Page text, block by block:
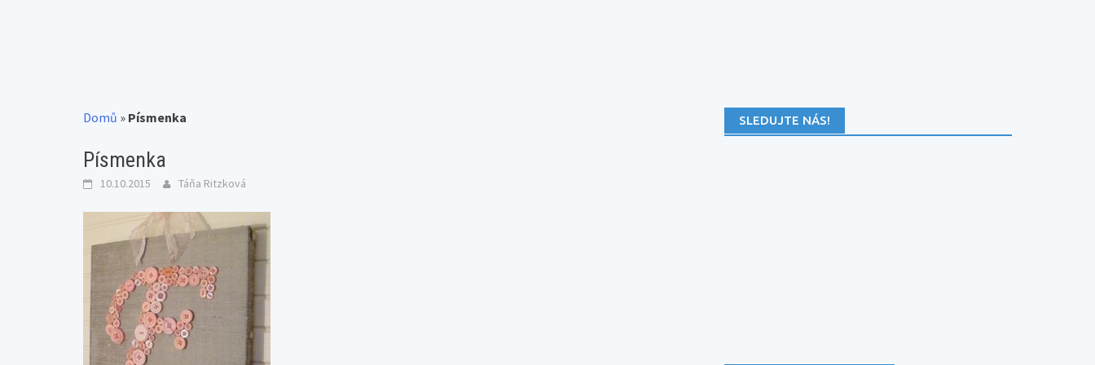
Domů » Písmenka
Písmenka
10.10.2015 Táňa Ritzková
SLEDUJTE NÁS!